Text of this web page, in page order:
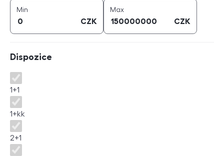
Min
CZK
Maxcena (
CZK
Dispozice
Dispozice
1+1
1+kk
2+1